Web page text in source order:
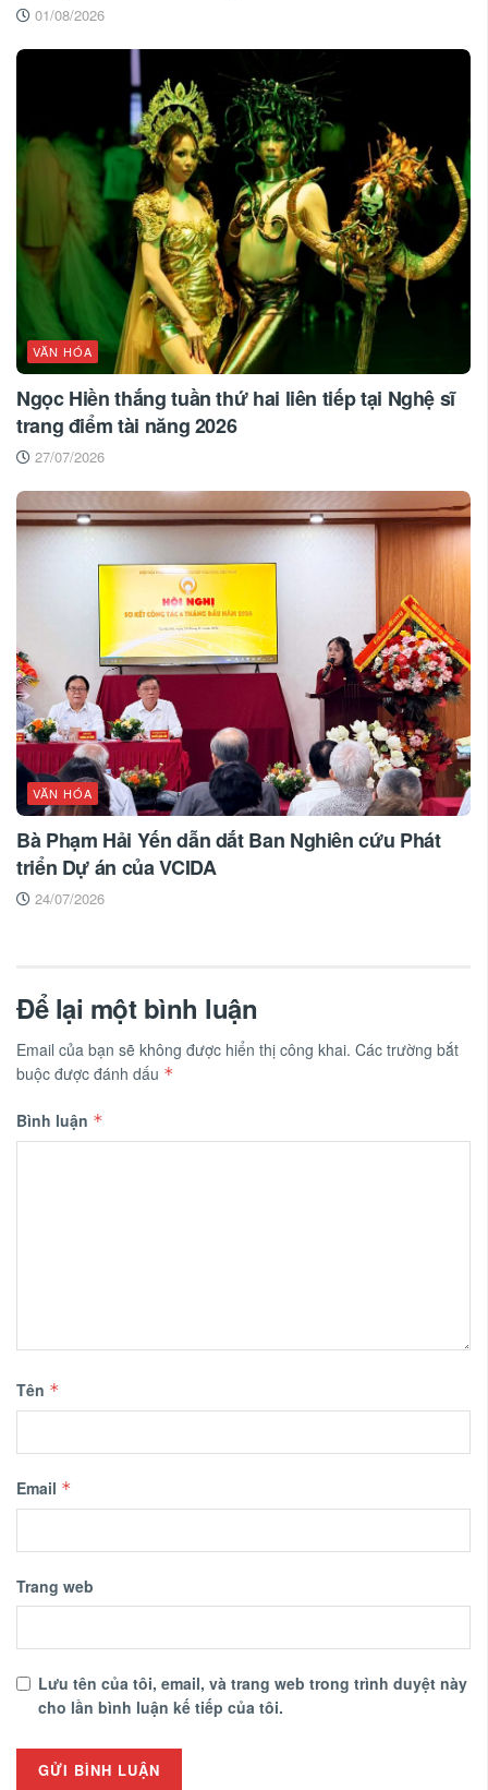
01/08/2026
VĂN HÓA
Ngọc Hiền thắng tuần thứ hai liên tiếp tại Nghệ sĩ
trang điểm tài năng 2026
27/07/2026
VĂN HÓA
Bà Phạm Hải Yến dẫn dắt Ban Nghiên cứu Phát
triển Dự án của VCIDA
24/07/2026
Để lại một bình luận
Email của bạn sẽ không được hiển thị công khai. Các trường bắt
buộc được đánh dấu *
Bình luận *
Tên *
Email *
Trang web
Lưu tên của tôi, email, và trang web trong trình duyệt này
cho lần bình luận kế tiếp của tôi.